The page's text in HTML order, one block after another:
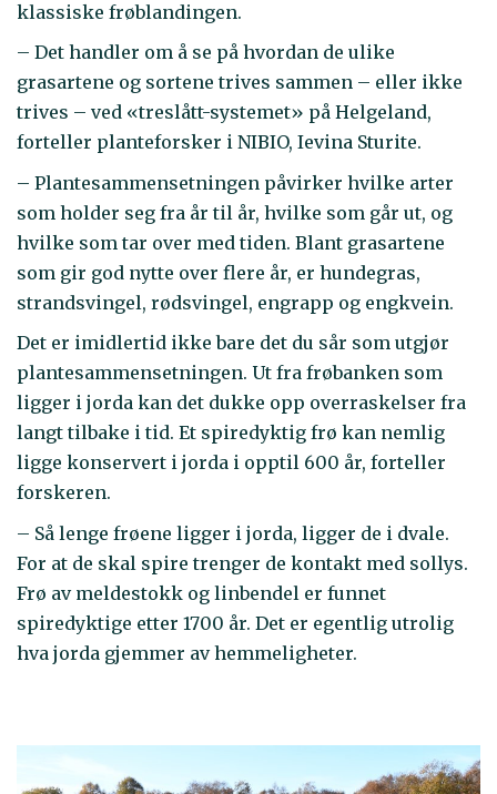
klassiske frøblandingen.
– Det handler om å se på hvordan de ulike
grasartene og sortene trives sammen – eller ikke
trives – ved «treslått-systemet» på Helgeland,
forteller planteforsker i NIBIO, Ievina Sturite.
– Plantesammensetningen påvirker hvilke arter
som holder seg fra år til år, hvilke som går ut, og
hvilke som tar over med tiden. Blant grasartene
som gir god nytte over flere år, er hundegras,
strandsvingel, rødsvingel, engrapp og engkvein.
Det er imidlertid ikke bare det du sår som utgjør
plantesammensetningen. Ut fra frøbanken som
ligger i jorda kan det dukke opp overraskelser fra
langt tilbake i tid. Et spiredyktig frø kan nemlig
ligge konservert i jorda i opptil 600 år, forteller
forskeren.
– Så lenge frøene ligger i jorda, ligger de i dvale.
For at de skal spire trenger de kontakt med sollys.
Frø av meldestokk og linbendel er funnet
spiredyktige etter 1700 år. Det er egentlig utrolig
hva jorda gjemmer av hemmeligheter.